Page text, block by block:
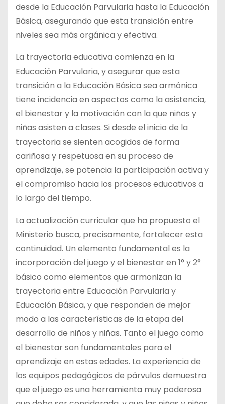
desde la Educación Parvularia hasta la Educación
Básica, asegurando que esta transición entre
niveles sea más orgánica y efectiva.
La trayectoria educativa comienza en la
Educación Parvularia, y asegurar que esta
transición a la Educación Básica sea armónica
tiene incidencia en aspectos como la asistencia,
el bienestar y la motivación con la que niños y
niñas asisten a clases. Si desde el inicio de la
trayectoria se sienten acogidos de forma
cariñosa y respetuosa en su proceso de
aprendizaje, se potencia la participación activa y
el compromiso hacia los procesos educativos a
lo largo del tiempo.
La actualización curricular que ha propuesto el
Ministerio busca, precisamente, fortalecer esta
continuidad. Un elemento fundamental es la
incorporación del juego y el bienestar en 1° y 2°
básico como elementos que armonizan la
trayectoria entre Educación Parvularia y
Educación Básica, y que responden de mejor
modo a las características de la etapa del
desarrollo de niños y niñas. Tanto el juego como
el bienestar son fundamentales para el
aprendizaje en estas edades. La experiencia de
los equipos pedagógicos de párvulos demuestra
que el juego es una herramienta muy poderosa